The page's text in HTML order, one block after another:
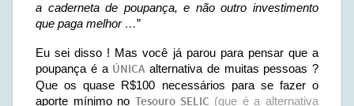
a caderneta de poupança, e não outro investimento
que paga melhor …”
Eu sei disso ! Mas você já parou para pensar que a
poupança é a ÚNICA alternativa de muitas pessoas ?
Que os quase R$100 necessários para se fazer o
aporte mínimo no Tesouro SELIC (que é a alternativa